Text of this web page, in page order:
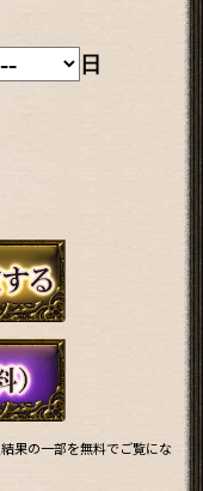
日
果の一部を無料でご覧にな